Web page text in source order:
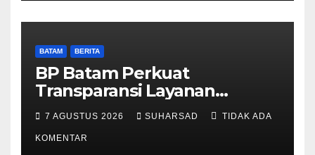
BATAM BERITA
BP Batam Perkuat
Transparansi Layanan
Pertanahan, Alokasi Tanah
Reguler Segera Hadir Melalui
LMS
7 AGUSTUS 2026 SUHARSAD TIDAK ADA
KOMENTAR